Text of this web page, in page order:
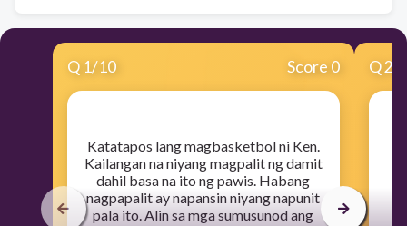
Q 1/10 Score 0
​Katatapos lang magbasketbol ni Ken.
Kailangan na niyang magpalit ng damit
dahil basa na ito ng pawis. Habang
nagpapalit ay napansin niyang napunit
pala ito. Alin sa mga sumusunod ang
Q2